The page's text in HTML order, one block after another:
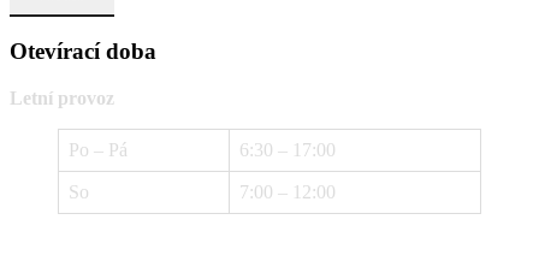
Otevírací doba
Letní provoz
Po – Pá 6:30 – 17:00
So 7:00 – 12:00